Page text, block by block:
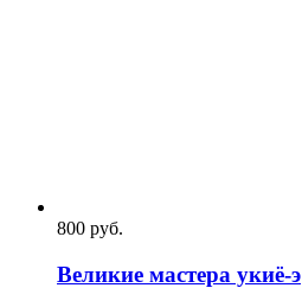
800 pуб.
Великие мастера укиё-э